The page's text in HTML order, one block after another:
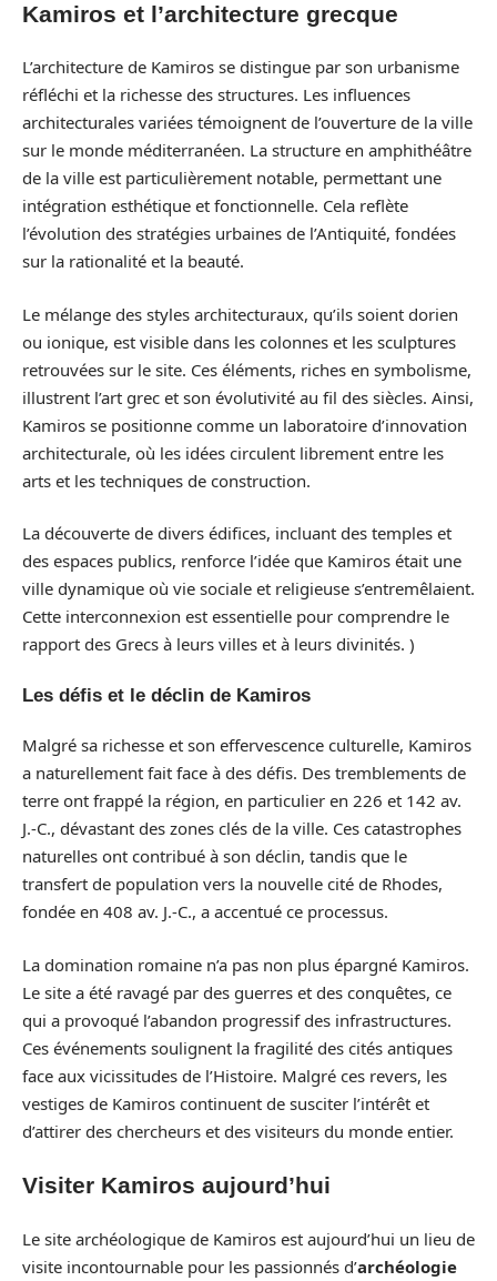
Kamiros et l’architecture grecque
L’architecture de Kamiros se distingue par son urbanisme
réfléchi et la richesse des structures. Les influences
architecturales variées témoignent de l’ouverture de la ville
sur le monde méditerranéen. La structure en amphithéâtre
de la ville est particulièrement notable, permettant une
intégration esthétique et fonctionnelle. Cela reflète
l’évolution des stratégies urbaines de l’Antiquité, fondées
sur la rationalité et la beauté.
Le mélange des styles architecturaux, qu’ils soient dorien
ou ionique, est visible dans les colonnes et les sculptures
retrouvées sur le site. Ces éléments, riches en symbolisme,
illustrent l’art grec et son évolutivité au fil des siècles. Ainsi,
Kamiros se positionne comme un laboratoire d’innovation
architecturale, où les idées circulent librement entre les
arts et les techniques de construction.
La découverte de divers édifices, incluant des temples et
des espaces publics, renforce l’idée que Kamiros était une
ville dynamique où vie sociale et religieuse s’entremêlaient.
Cette interconnexion est essentielle pour comprendre le
rapport des Grecs à leurs villes et à leurs divinités. )
Les défis et le déclin de Kamiros
Malgré sa richesse et son effervescence culturelle, Kamiros
a naturellement fait face à des défis. Des tremblements de
terre ont frappé la région, en particulier en 226 et 142 av.
J.-C., dévastant des zones clés de la ville. Ces catastrophes
naturelles ont contribué à son déclin, tandis que le
transfert de population vers la nouvelle cité de Rhodes,
fondée en 408 av. J.-C., a accentué ce processus.
La domination romaine n’a pas non plus épargné Kamiros.
Le site a été ravagé par des guerres et des conquêtes, ce
qui a provoqué l’abandon progressif des infrastructures.
Ces événements soulignent la fragilité des cités antiques
face aux vicissitudes de l’Histoire. Malgré ces revers, les
vestiges de Kamiros continuent de susciter l’intérêt et
d’attirer des chercheurs et des visiteurs du monde entier.
Visiter Kamiros aujourd’hui
Le site archéologique de Kamiros est aujourd’hui un lieu de
visite incontournable pour les passionnés d’archéologie